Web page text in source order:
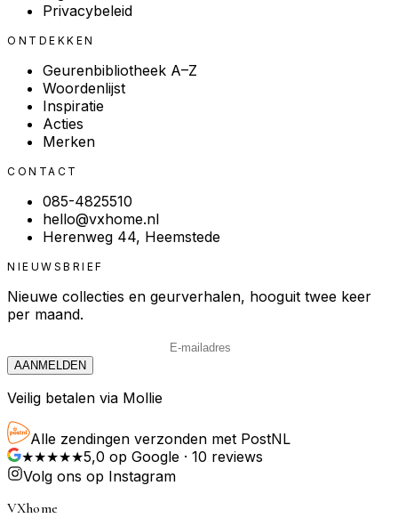
Privacybeleid
ONTDEKKEN
Geurenbibliotheek A–Z
Woordenlijst
Inspiratie
Acties
Merken
CONTACT
085-4825510
hello@vxhome.nl
Herenweg 44, Heemstede
NIEUWSBRIEF
Nieuwe collecties en geurverhalen, hooguit twee keer
per maand.
AANMELDEN
Veilig betalen via Mollie
Alle zendingen verzonden met PostNL
★★★★★5,0 op Google · 10 reviews
Volg ons op Instagram
VXhome